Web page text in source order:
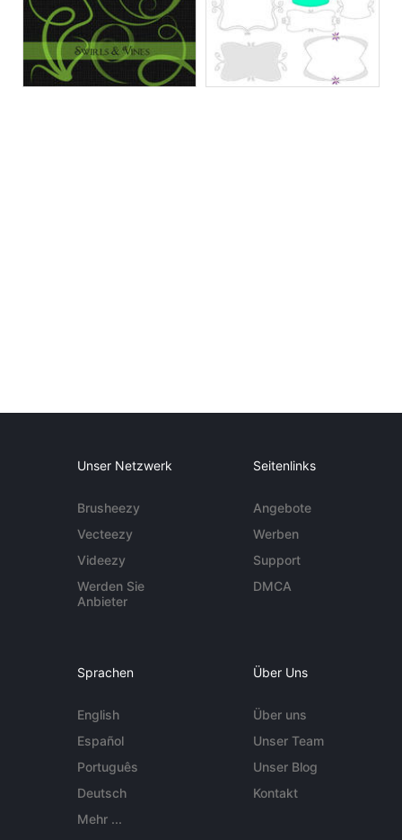
Unser Netzwerk
Brusheezy
Vecteezy
Videezy
Werden Sie
Anbieter
Seitenlinks
Angebote
Werben
Support
DMCA
Sprachen
English
Español
Português
Deutsch
Mehr ...
Über Uns
Über uns
Unser Team
Unser Blog
Kontakt